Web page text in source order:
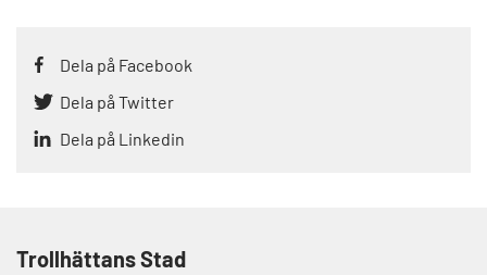
Dela på Facebook
Dela på Twitter
Dela på Linkedin
Trollhättans Stad